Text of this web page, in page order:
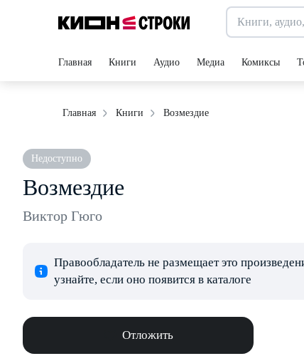
Главная Книги Аудио Медиа Комиксы
Главная Книги Возмездие
Недоступно
Возмездие
Виктор Гюго
Правообладатель не размещает это
узнайте, если оно появится в каталоге
Отложить